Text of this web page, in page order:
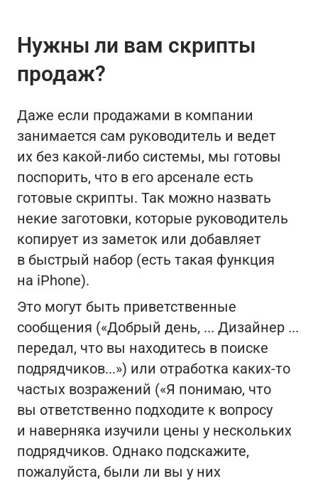
Нужны ли вам скрипты
продаж?
Даже если продажами в компании
занимается сам руководитель и ведет
их без какой-либо системы, мы готовы
поспорить, что в его арсенале есть
готовые скрипты. Так можно назвать
некие заготовки, которые руководитель
копирует из заметок или добавляет
в быстрый набор (есть такая функция
на iPhone).
Это могут быть приветственные
сообщения («Добрый день, ... Дизайнер ...
передал, что вы находитесь в поиске
подрядчиков...») или отработка каких-то
частых возражений («Я понимаю, что
вы ответственно подходите к вопросу
и наверняка изучили цены у нескольких
подрядчиков. Однако подскажите,
пожалуйста, были ли вы у них